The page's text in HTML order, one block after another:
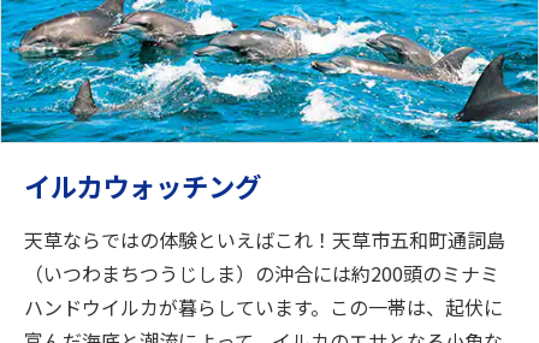
イルカウォッチング
天草ならではの体験といえばこれ！天草市五和町通詞島
（いつわまちつうじしま）の沖合には約200頭のミナミ
ハンドウイルカが暮らしています。この一帯は、起伏に